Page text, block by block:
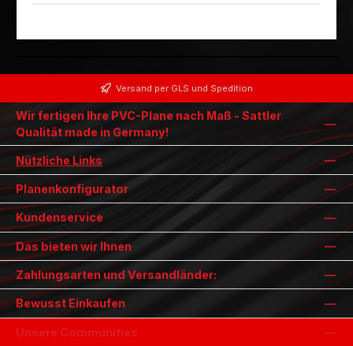
Versand per GLS und Spedition
Wir fertigen Ihre PVC-Plane nach Maß - Sattler
Qualität made in Germany!
Nützliche Links
Planenkonfigurator
Kundenservice
Das bieten wir Ihnen
Zahlungsarten und Versandländer:
Bewusst Einkaufen
Unsere Communities